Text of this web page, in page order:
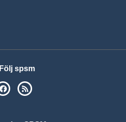
Följ spsm
SPSM på Facebook